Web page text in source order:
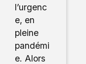
l’urgenc
e, en
pleine
pandémi
e. Alors